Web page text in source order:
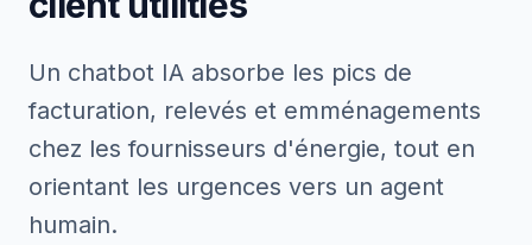
Un chatbot IA absorbe les pics de
facturation, relevés et emménagements
chez les fournisseurs d'énergie, tout en
orientant les urgences vers un agent
humain.